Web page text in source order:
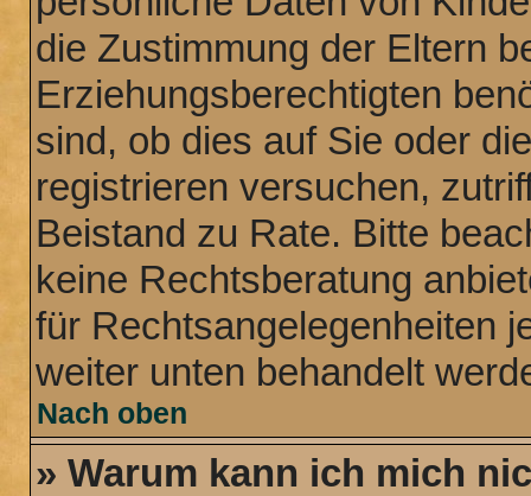
die Zustimmung der Eltern
Erziehungsberechtigten
sind, ob dies auf Sie oder
registrieren versuchen,
Beistand zu Rate. Bitte
keine Rechtsberatung
für Rechtsangelegenheiten
weiter unten behandelt
Nach oben
» Warum kann ich mich